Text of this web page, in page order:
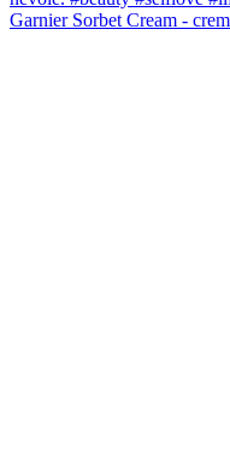
Garnier Sorbet Cream -